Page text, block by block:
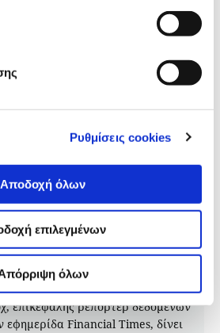
Ρυθμίσεις cookies
Αποδοχή όλων
επιλεγμένων
όλων
αφήγηση: Συμβουλές για
από τον Τζον Μπερν-
επικεφαλής ρεπόρτερ δεδομένων
Financial Times, δίνει